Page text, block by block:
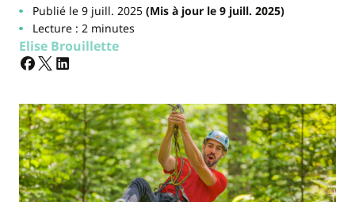
Publié le 9 juill. 2025(Mis à jour le 9 juill. 2025)
Lecture : 2 minutes
Elise Brouillette